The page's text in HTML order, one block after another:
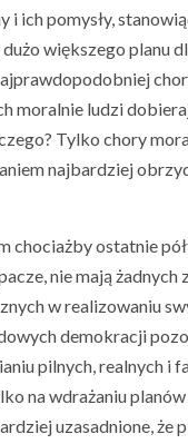
i ich pomysły,
większego planu
moralnie ludzi
Tylko chory
najbardziej
chociażby ostatnie
nie mają żadnych
w realizowaniu
demokracji
pilnych, realnych i
na wdrażaniu
uzasadnione, że